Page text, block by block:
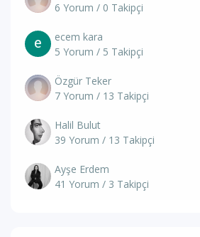
6 Yorum / 0 Takipçi
ecem kara
5 Yorum / 5 Takipçi
Özgür Teker
7 Yorum / 13 Takipçi
Halil Bulut
39 Yorum / 13 Takipçi
Ayşe Erdem
41 Yorum / 3 Takipçi